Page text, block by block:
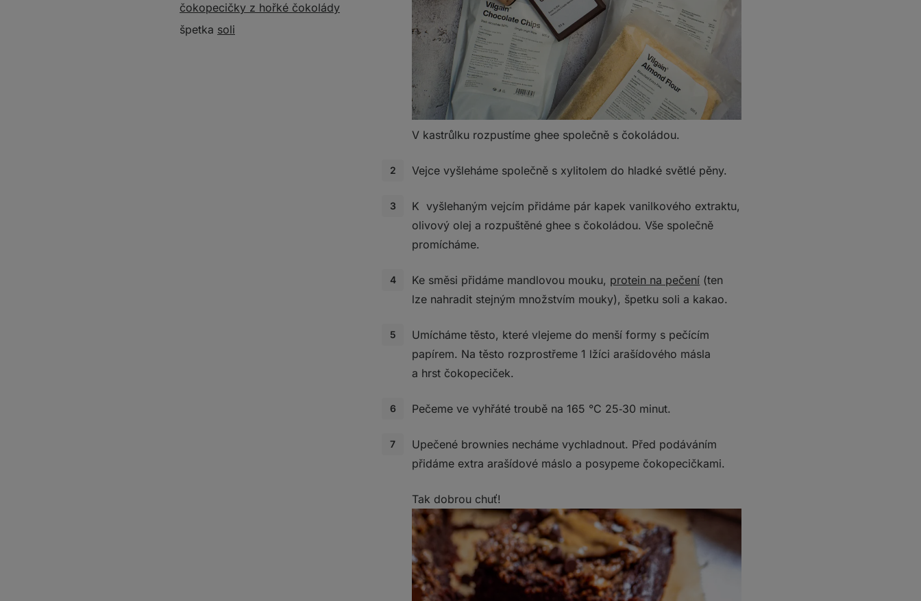
čokopecičky z hořké čokolády
špetka soli
V kastrůlku rozpustíme ghee společně s čokoládou.
Vejce vyšleháme společně s xylitolem do hladké světlé pěny.
K vyšlehaným vejcím přidáme pár kapek vanilkového extraktu,
olivový olej a rozpuštěné ghee s čokoládou. Vše společně
promícháme.
Ke směsi přidáme mandlovou mouku, protein na pečení (ten
lze nahradit stejným množstvím mouky), špetku soli a kakao.
Umícháme těsto, které vlejeme do menší formy s pečícím
papírem. Na těsto rozprostřeme 1 lžíci arašídového másla
a hrst čokopeciček.
Pečeme ve vyhřáté troubě na 165 °C 25‑30 minut.
Upečené brownies necháme vychladnout. Před podáváním
přidáme extra arašídové máslo a posypeme čokopecičkami.
Tak dobrou chuť!